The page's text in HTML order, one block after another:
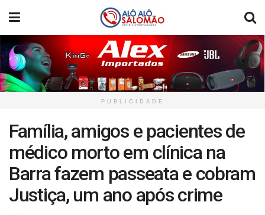
PUBLICIDADE
Família, amigos e pacientes de
médico morto em clínica na
Barra fazem passeata e cobram
Justiça, um ano após crime